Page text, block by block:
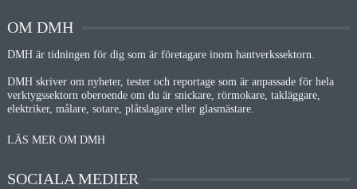
OM DMH
DMH är tidningen för dig som är företagare inom hantverkssektorn.
DMH skriver om nyheter, tester och reportage som är anpassade för hela
verktygssektorn oberoende om du är snickare, rörmokare, takläggare,
elektriker, målare, sotare, plåtslagare eller glasmästare.
LÄS MER OM DMH
SOCIALA MEDIER